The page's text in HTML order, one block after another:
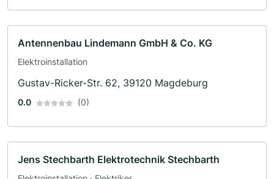
Antennenbau Lindemann GmbH & Co. KG
Elektroinstallation
Gustav-Ricker-Str. 62, 39120 Magdeburg
0.0 (0)
Jens Stechbarth Elektrotechnik Stechbarth